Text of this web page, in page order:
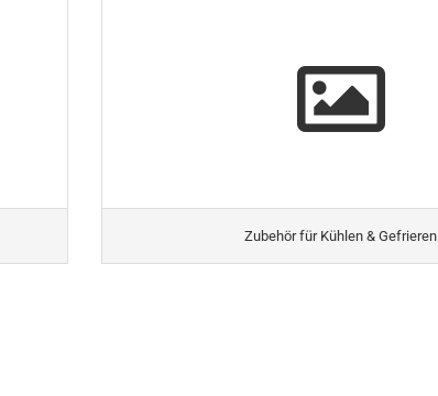
Zubehör für Kühlen & Gefrieren